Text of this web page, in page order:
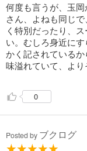
何度も言うが、玉
さん、よねも同じ
く特別だったり、
い。むしろ身近に
かく記されている
味溢れていて、より
0
Posted by ブクログ